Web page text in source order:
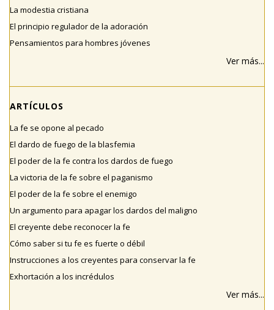
La modestia cristiana
El principio regulador de la adoración
Pensamientos para hombres jóvenes
Ver más...
ARTÍCULOS
La fe se opone al pecado
El dardo de fuego de la blasfemia
El poder de la fe contra los dardos de fuego
La victoria de la fe sobre el paganismo
El poder de la fe sobre el enemigo
Un argumento para apagar los dardos del maligno
El creyente debe reconocer la fe
Cómo saber si tu fe es fuerte o débil
Instrucciones a los creyentes para conservar la fe
Exhortación a los incrédulos
Ver más...